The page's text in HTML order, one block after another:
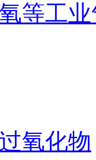
等工
氧化物